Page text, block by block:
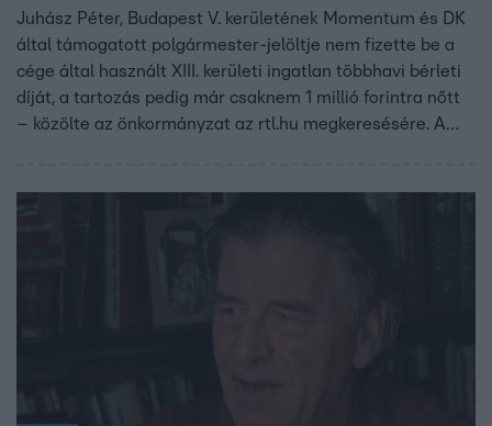
Juhász Péter, Budapest V. kerületének Momentum és DK
által támogatott polgármester-jelöltje nem fizette be a
cége által használt XIII. kerületi ingatlan többhavi bérleti
díját, a tartozás pedig már csaknem 1 millió forintra nőtt
– közölte az önkormányzat az rtl.hu megkeresésére. A
mondta, nem tud ilyen lépésről, a korábbi tartozást már